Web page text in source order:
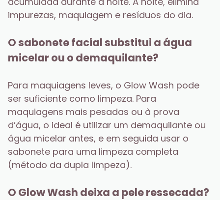
impurezas, maquiagem e resíduos do dia.
O sabonete facial substitui a água
micelar ou o demaquilante?
Para maquiagens leves, o Glow Wash pode
ser suficiente como limpeza. Para
maquiagens mais pesadas ou à prova
d’água, o ideal é utilizar um demaquilante ou
água micelar antes, e em seguida usar o
sabonete para uma limpeza completa
(método da dupla limpeza).
O Glow Wash deixa a pele ressecada?